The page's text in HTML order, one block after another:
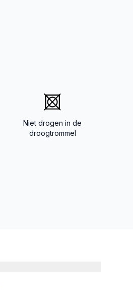
Niet drogen in de
droogtrommel